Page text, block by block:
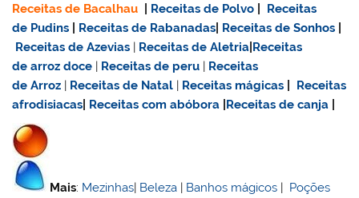
Receitas de Bacalhau
Receitas de Polvo
Receitas
de Pudins
Receitas de Rabanadas Receitas de Sonhos
Receitas de Azevias | Receitas de Aletria Receitas
dearroz doce | Receitas de peru | Receitas
de Arroz | Receitas de Natal | Receitas mágicas
Receitas
afrodisiacas Receitas com abóbora Receitas de canja
Mais: Mezinhas| Beleza | Banhos mágicos | Poções